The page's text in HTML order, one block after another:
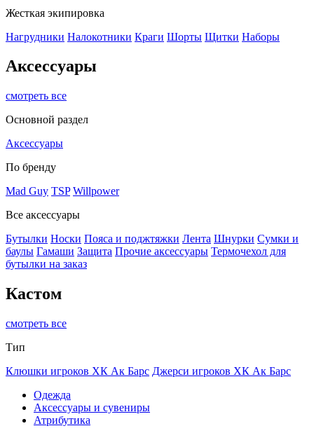
Жесткая экипировка
Нагрудники Налокотники Краги Шорты Щитки Наборы
Аксессуары
смотреть все
Основной раздел
Аксессуары
По бренду
Mad Guy TSP Willpower
Все аксессуары
Бутылки Носки Пояса и поджтяжки Лента Шнурки Сумки и
баулы Гамаши Защита Прочие аксессуары Термочехол для
бутылки на заказ
Кастом
смотреть все
Тип
Клюшки игроков ХК Ак Барс Джерси игроков ХК Ак Барс
Одежда
Аксессуары и сувениры
Атрибутика